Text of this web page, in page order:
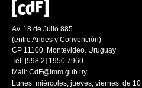
Av. 18 de Julio 885
(entre Andes y Convención)
CP 11100. Montevideo. Uruguay
Tel: [598 2] 1950 7960
Mail: CdF@imm.gub.uy
Lunes, miércoles, jueves, viernes: de